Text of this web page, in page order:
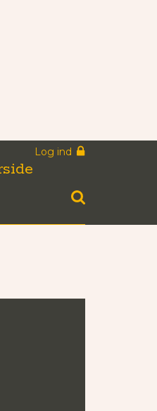
Log ind